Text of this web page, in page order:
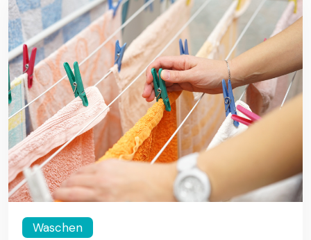
Waschen